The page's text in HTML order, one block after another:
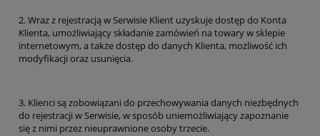
2. Wraz z rejestracją w Serwisie Klient uzyskuje dostęp do Konta
Klienta, umożliwiający składanie zamówień na towary w sklepie
internetowym, a także dostęp do danych Klienta, możliwość ich
modyfikacji oraz usunięcia.
3. Klienci są zobowiązani do przechowywania danych niezbędnych
do rejestracji w Serwisie, w sposób uniemożliwiający zapoznanie
się z nimi przez nieuprawnione osoby trzecie.